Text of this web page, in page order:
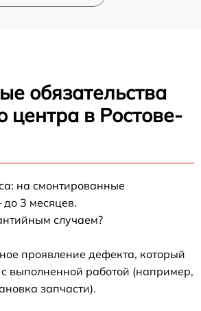
обязательства
центра в Ростове-
на смонтированные
3 месяцев.
случаем?
проявление дефекта, который
выполненной работой (например,
запчасти).